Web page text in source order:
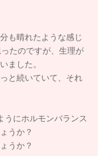
減ってきていること
心も感じているのか
はり未就園児のお子
れは心も体も疲れて
のお子さんにしてみ
られる場面が増えて
かもしれないです
も晴れたような感じ
たのですが、生理が
ました。
と続いていて、それ
うにホルモンバランス
うか？
うか？